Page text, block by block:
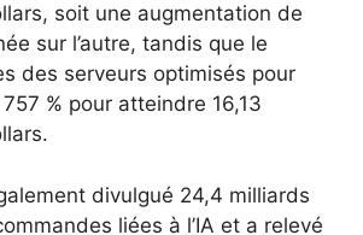
soit une augmentation de
sur l’autre, tandis que le
des serveurs optimisés pour
% pour atteindre 16,13
divulgué 24,4 milliards
liées à l’IA et a relevé